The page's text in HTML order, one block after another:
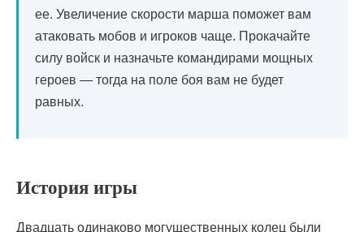
ее. Увеличение скорости марша поможет вам
атаковать мобов и игроков чаще. Прокачайте
силу войск и назначьте командирами мощных
героев — тогда на поле боя вам не будет
равных.
История игры
Двадцать одинаково могущественных колец были